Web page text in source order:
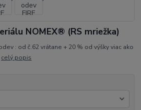
NOMEX® (RS mriežka)
: od č.62 vrátane + 20 % od výšky viac ako
celý popis